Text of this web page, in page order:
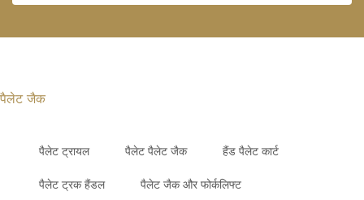
पैलेट जैक
पैलेट ट्रायल पैलेट पैलेट जैक हैंड पैलेट कार्ट
पैलेट ट्रक हैंडल पैलेट जैक और फोर्कलिफ्ट